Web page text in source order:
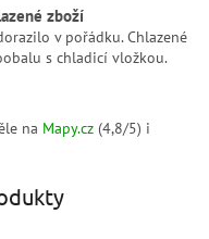
zboží
v pořádku. Chlazené
s chladicí vložkou.
na Mapy.cz (4,8/5) i